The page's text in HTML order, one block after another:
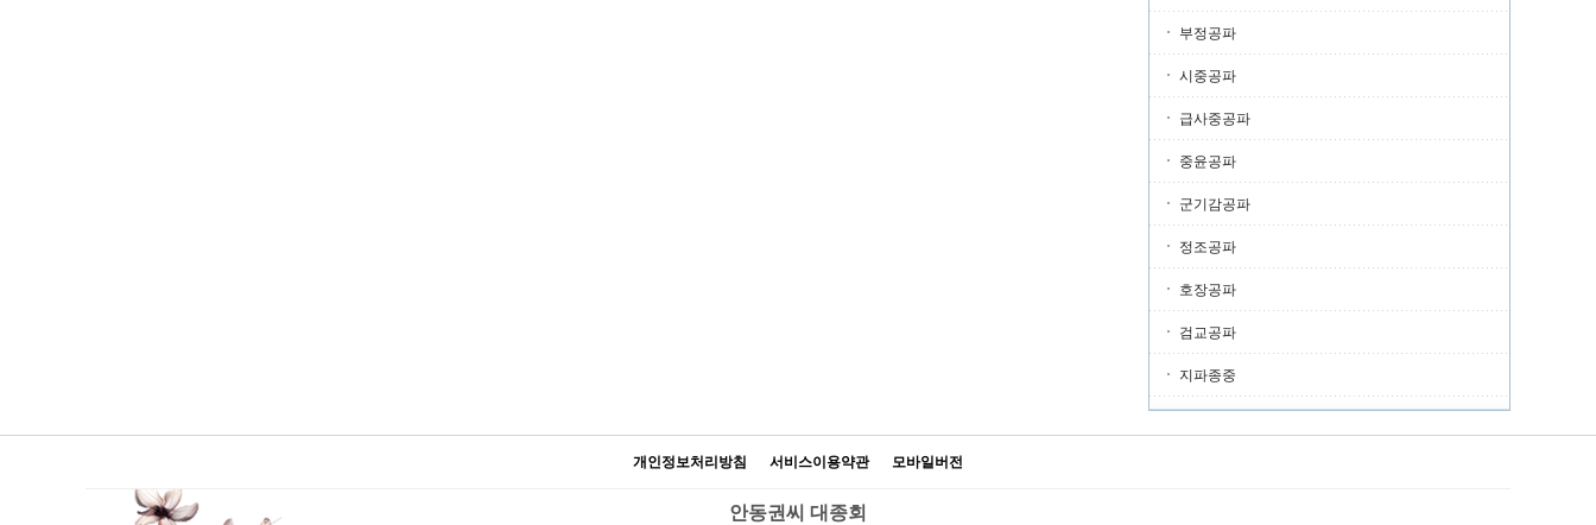
부정공파
시중공파
급사중공파
중윤공파
군기감공파
정조공파
호장공파
검교공파
지파종중
개인정보처리방침 서비스이용약관 모바일버전
안동권씨 대종회